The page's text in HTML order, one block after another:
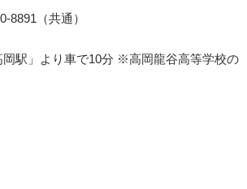
8891（共通）
岡駅」より⾞で10分 ※⾼岡⿓⾕⾼等学校の